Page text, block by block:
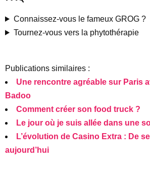
Connaissez-vous le fameux GROG ?
Tournez-vous vers la phytothérapie
Publications similaires :
Une rencontre agréable sur Paris
Badoo
Comment créer son food truck ?
Le jour où je suis allée dans une
L’évolution de Casino Extra : De
aujourd’hui